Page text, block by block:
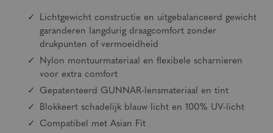
Lichtgewicht constructie en uitgebalanceerd gewicht
garanderen langdurig draagcomfort zonder
drukpunten of vermoeidheid
Nylon montuurmateriaal en flexibele scharnieren
voor extra comfort
Gepatenteerd GUNNAR-lensmateriaal en tint
Blokkeert schadelijk blauw licht en 100% UV-licht
Compatibel met Asian Fit